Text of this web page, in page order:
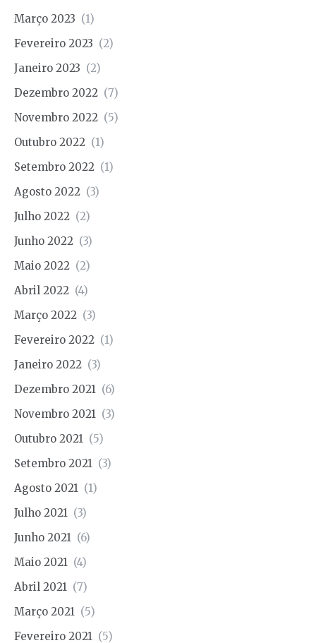
Março 2023 (1)
Fevereiro 2023 (2)
Janeiro 2023 (2)
Dezembro 2022 (7)
Novembro 2022 (5)
Outubro 2022 (1)
Setembro 2022 (1)
Agosto 2022 (3)
Julho 2022 (2)
Junho 2022 (3)
Maio 2022 (2)
Abril 2022 (4)
Março 2022 (3)
Fevereiro 2022 (1)
Janeiro 2022 (3)
Dezembro 2021 (6)
Novembro 2021 (3)
Outubro 2021 (5)
Setembro 2021 (3)
Agosto 2021 (1)
Julho 2021 (3)
Junho 2021 (6)
Maio 2021 (4)
Abril 2021 (7)
Março 2021 (5)
Fevereiro 2021 (5)